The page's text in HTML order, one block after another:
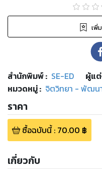
เพิ่
สำนักพิมพ์: SE-ED ผู้แ
หมวดหมู่: จิตวิทยา - พัฒน
ราคา
ซื้อฉบับนี้: 70.00 ฿
เกี่ยวกับ